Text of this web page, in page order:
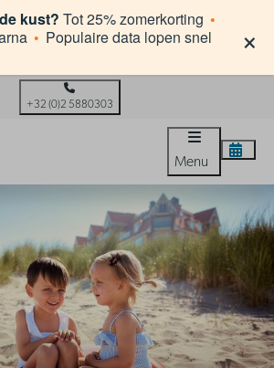
kust? Tot 25% zomerkorting •
• Populaire data lopen snel
×
+32 (0)2 5880303
Menu